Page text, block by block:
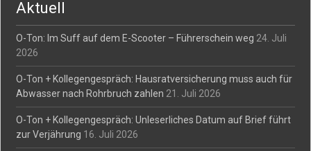
Aktuell
O-Ton: Im Suff auf dem E-Scooter – Führerschein weg 24. Juli
2026
O-Ton + Kollegengespräch: Hausratversicherung muss auch für
Abwasser nach Rohrbruch zahlen 21. Juli 2026
O-Ton + Kollegengespräch: Unleserliches Datum auf Brief führt
zur Verjährung 16. Juli 2026